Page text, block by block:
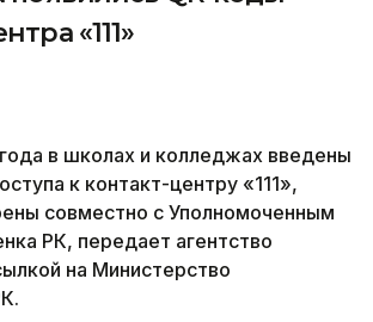
«111»
в школах и колледжах введены
к контакт-центру «111»,
совместно с Уполномоченным
РК, передает агентство
на Министерство